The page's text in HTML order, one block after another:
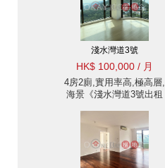
淺水灣道3號
HK$ 100,000 / 月
4房2廁,實用率高,極高層,
海景《淺水灣道3號出租